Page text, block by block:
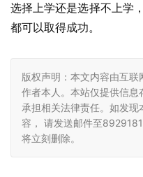
选择上学还是选择不上学
都可以取得成功。
版权声明：本文内容由互
作者本人。本站仅提供信
承担相关法律责任。如发
容， 请发送邮件至
将立刻删除。